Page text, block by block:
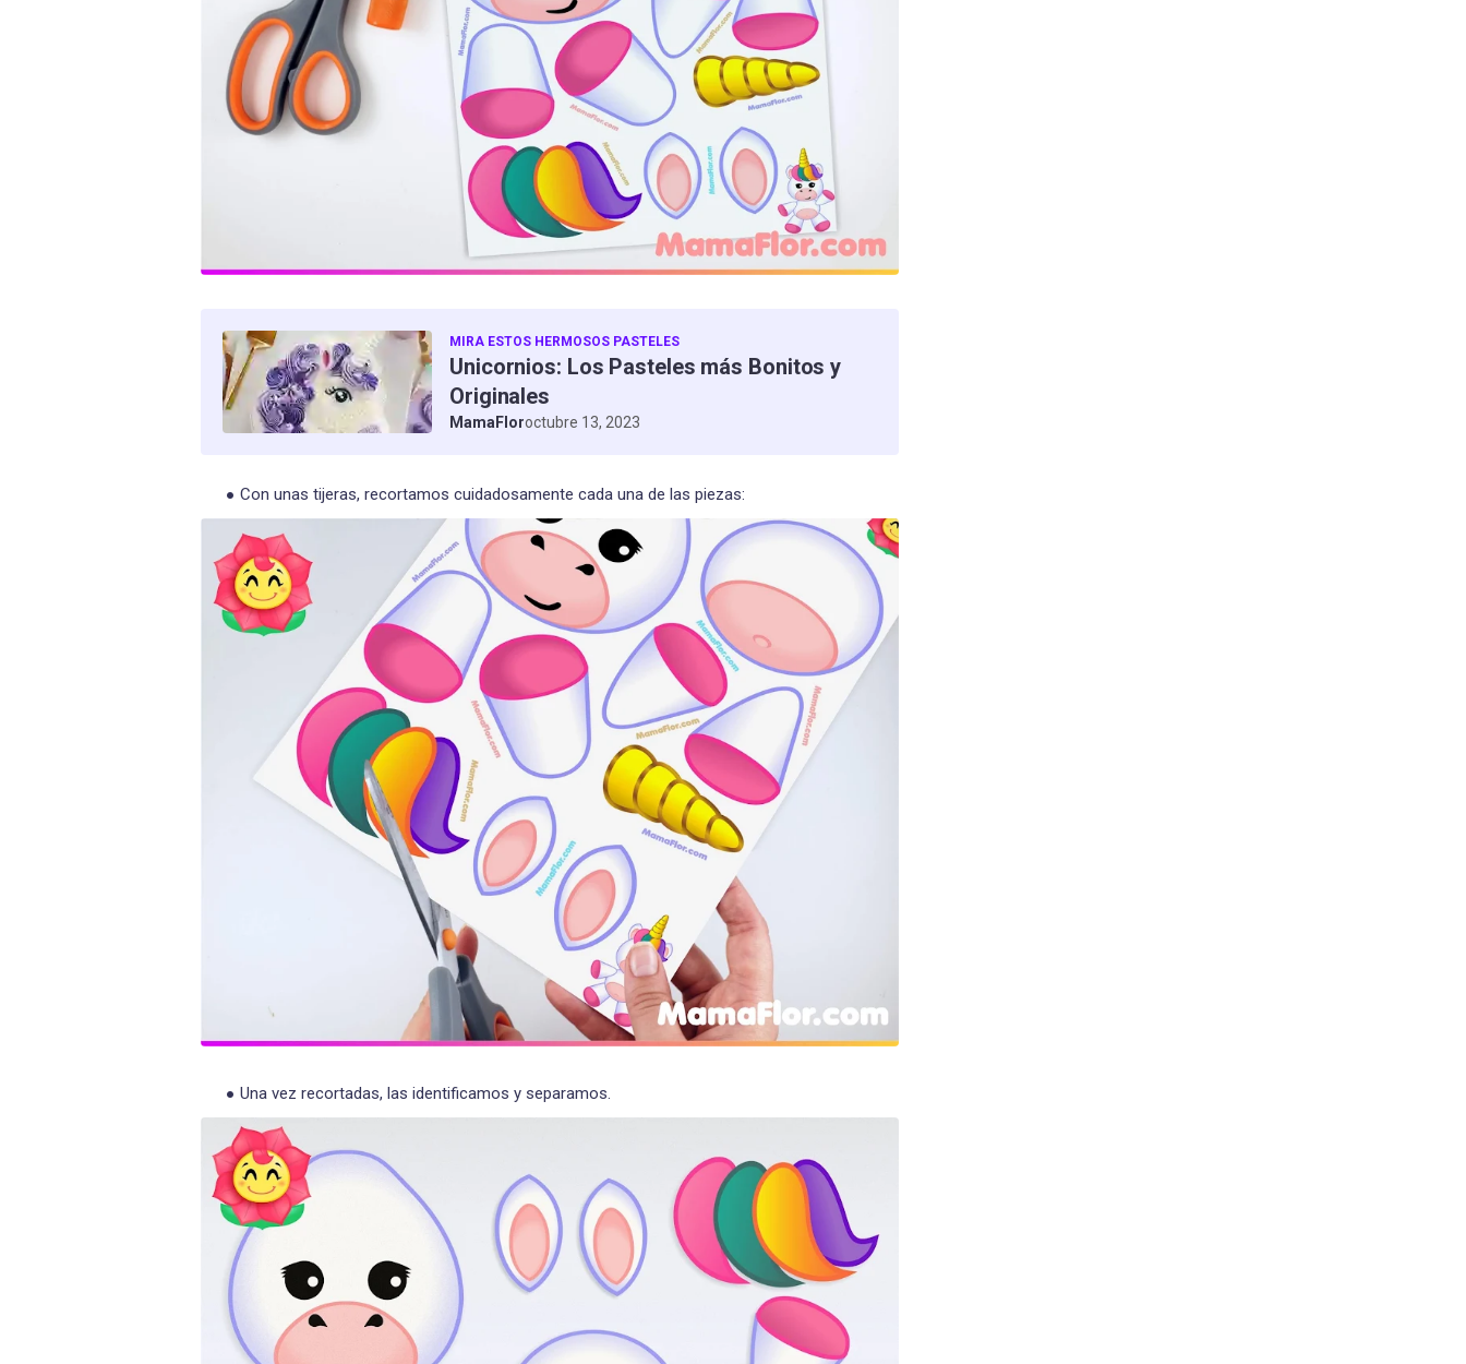
MIRA ESTOS HERMOSOS PASTELES
Unicornios: Los Pasteles más Bonitos y
Originales
MamaFloroctubre 13, 2023
Con unas tijeras, recortamos cuidadosamente cada una de las piezas:
Una vez recortadas, las identificamos y separamos.